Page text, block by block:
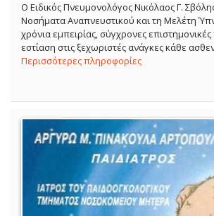
O Ειδικός Πνευμονολόγος Νικόλαος Γ.
Νοσήματα Αναπνευστικού και τη Μελέτη
χρόνια εμπειρίας, σύγχρονες επιστημονικές
εστίαση στις ξεχωριστές ανάγκες κάθε
Περισσότερες πληροφορίες